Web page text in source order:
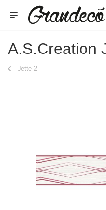
A.S.Creation
Jette 2